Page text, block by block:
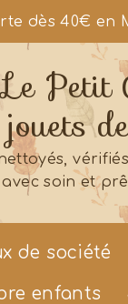
dès 40€ en
Le Petit
jouets
avec soin et
de société
enfants